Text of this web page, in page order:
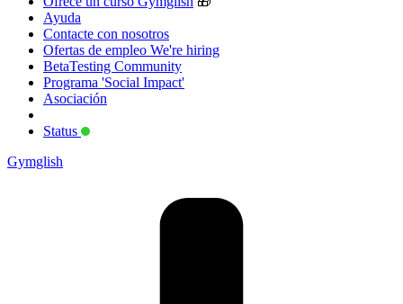
Ayuda
Contacte con nosotros
Ofertas de empleo We're hiring
BetaTesting Community
Programa 'Social Impact'
Asociación
Status
Gymglish